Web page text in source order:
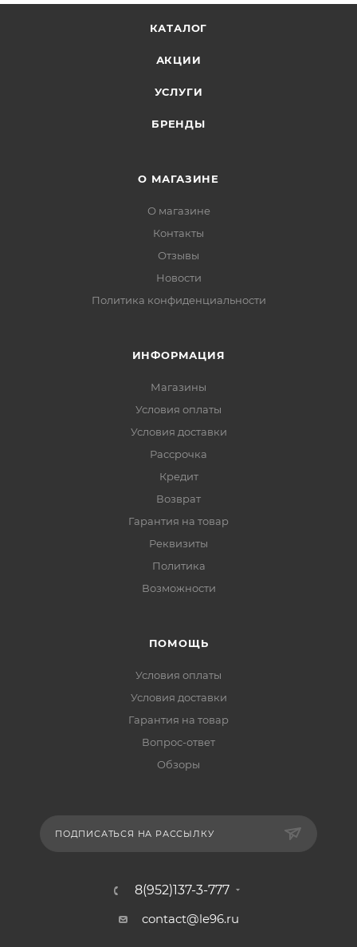
КАТАЛОГ
АКЦИИ
УСЛУГИ
БРЕНДЫ
О МАГАЗИНЕ
О магазине
Контакты
Отзывы
Новости
Политика конфиденциальности
ИНФОРМАЦИЯ
Магазины
Условия оплаты
Условия доставки
Рассрочка
Кредит
Возврат
Гарантия на товар
Реквизиты
Политика
Возможности
ПОМОЩЬ
Условия оплаты
Условия доставки
Гарантия на товар
Вопрос-ответ
Обзоры
ПОДПИСАТЬСЯ НА РАССЫЛКУ
8(952)137-3-777
contact@le96.ru